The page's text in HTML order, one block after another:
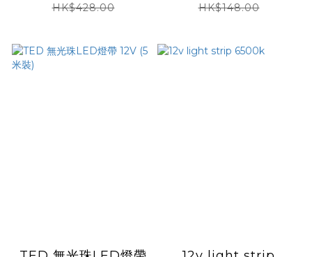
HK$428.00
HK$148.00